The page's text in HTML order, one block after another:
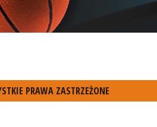
PRAWA ZASTRZEŻONE